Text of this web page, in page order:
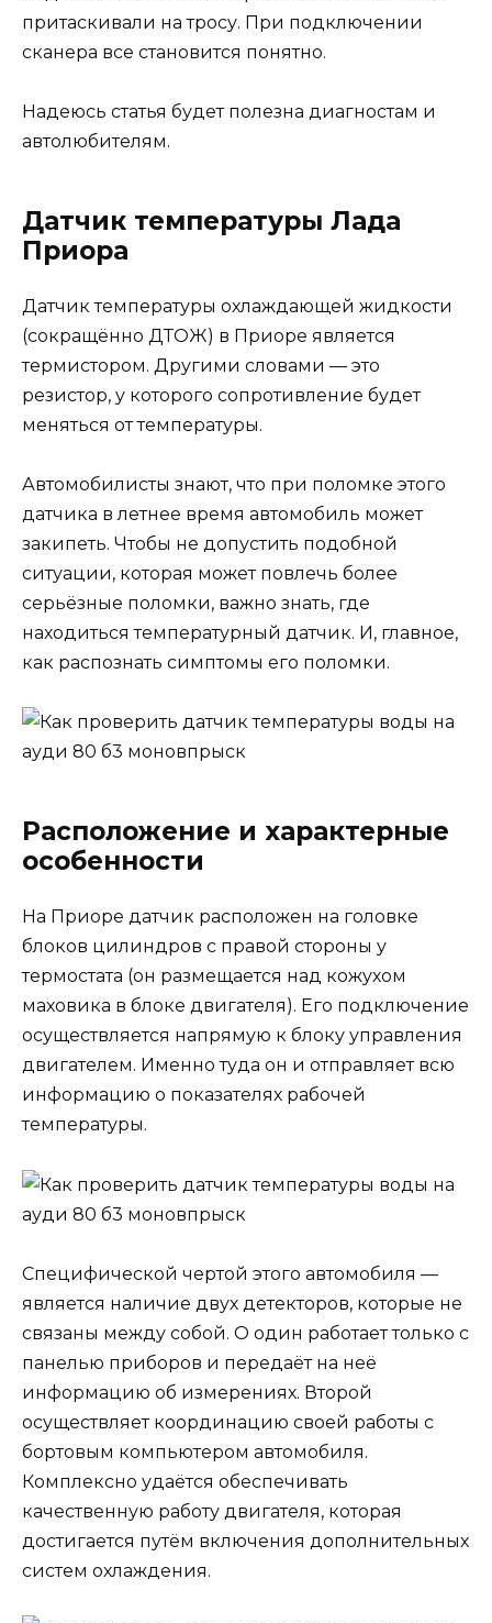
притаскивали на тросу. При подключении
сканера все становится понятно.
Надеюсь статья будет полезна диагностам и
автолюбителям.
Датчик температуры Лада
Приора
Датчик температуры охлаждающей жидкости
(сокращённо ДТОЖ) в Приоре является
термистором. Другими словами — это
резистор, у которого сопротивление будет
меняться от температуры.
Автомобилисты знают, что при поломке этого
датчика в летнее время автомобиль может
закипеть. Чтобы не допустить подобной
ситуации, которая может повлечь более
серьёзные поломки, важно знать, где
находиться температурный датчик. И, главное,
как распознать симптомы его поломки.
Расположение и характерные
особенности
На Приоре датчик расположен на головке
блоков цилиндров с правой стороны у
термостата (он размещается над кожухом
маховика в блоке двигателя). Его подключение
осуществляется напрямую к блоку управления
двигателем. Именно туда он и отправляет всю
информацию о показателях рабочей
температуры.
Специфической чертой этого автомобиля —
является наличие двух детекторов, которые не
связаны между собой. О один работает только с
панелью приборов и передаёт на неё
информацию об измерениях. Второй
осуществляет координацию своей работы с
бортовым компьютером автомобиля.
Комплексно удаётся обеспечивать
качественную работу двигателя, которая
достигается путём включения дополнительных
систем охлаждения.